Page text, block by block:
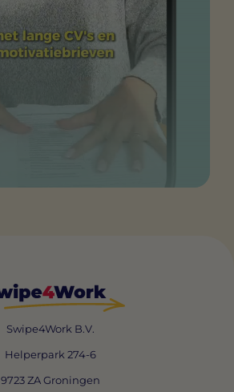
Swipe4Work B.V.
Helperpark 274-6
9723 ZA Groningen